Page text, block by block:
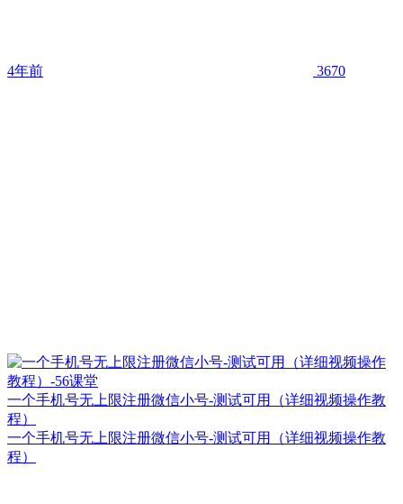
4年前 3670
一个手机号无上限注册微信小号-测试可用（详细视频操作教
程）
一个手机号无上限注册微信小号-测试可用（详细视频操作教
程）